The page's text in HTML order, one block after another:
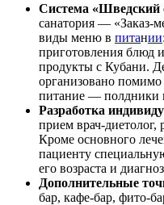
Система «Шведский
санатория — «Заказ-
виды меню в питании
приготовления блюд
продукты с Кубани.
организовано помимо
питание — полдники
Разработка
прием врач-диетолог,
Кроме основного
пациенту
его возраста и диагноз
Дополнительные
бар, кафе-бар, фито-